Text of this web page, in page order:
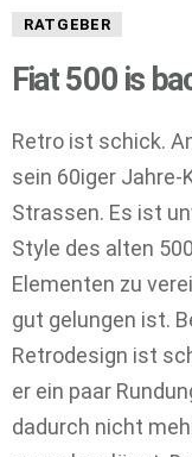
RATGEBER
Fiat 500 is
Retro ist schick.
sein 60iger
Strassen. Es ist
Style des alten
Elementen zu
gut gelungen ist.
Retrodesign ist
er ein paar
dadurch nicht